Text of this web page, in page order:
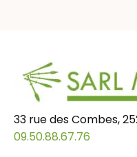
33 rue des Combes,
09.50.88.67.76